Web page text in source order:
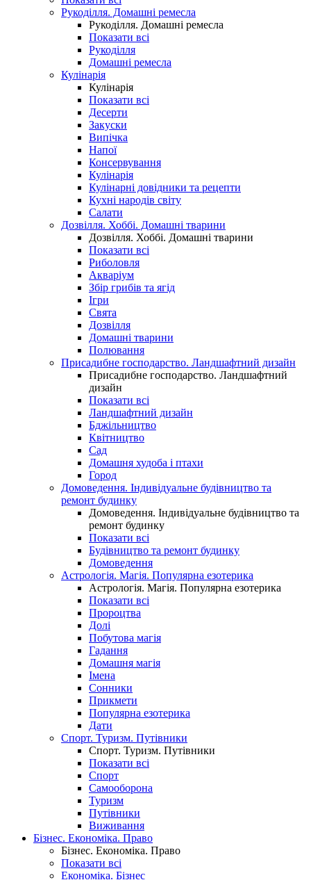
Рукоділля. Домашні ремесла
Рукоділля. Домашні ремесла
Показати всі
Рукоділля
Домашні ремесла
Кулінарія
Кулінарія
Показати всі
Десерти
Закуски
Випічка
Напої
Консервування
Кулінарія
Кулінарні довідники та рецепти
Кухні народів світу
Салати
Дозвілля. Хоббі. Домашні тварини
Дозвілля. Хоббі. Домашні тварини
Показати всі
Риболовля
Акваріум
Збір грибів та ягід
Ігри
Свята
Дозвілля
Домашні тварини
Полювання
Присадибне господарство. Ландшафтний дизайн
Присадибне господарство. Ландшафтний
дизайн
Показати всі
Ландшафтний дизайн
Бджільництво
Квітництво
Сад
Домашня худоба і птахи
Город
Домоведення. Індивідуальне будівництво та
ремонт будинку
Домоведення. Індивідуальне будівництво та
ремонт будинку
Показати всі
Будівництво та ремонт будинку
Домоведення
Астрологія. Магія. Популярна езотерика
Астрологія. Магія. Популярна езотерика
Показати всі
Пророцтва
Долі
Побутова магія
Гадання
Домашня магія
Імена
Сонники
Прикмети
Популярна езотерика
Дати
Спорт. Туризм. Путівники
Спорт. Туризм. Путівники
Показати всі
Спорт
Самооборона
Туризм
Путівники
Виживання
Бізнес. Економіка. Право
Бізнес. Економіка. Право
Показати всі
Економіка. Бізнес